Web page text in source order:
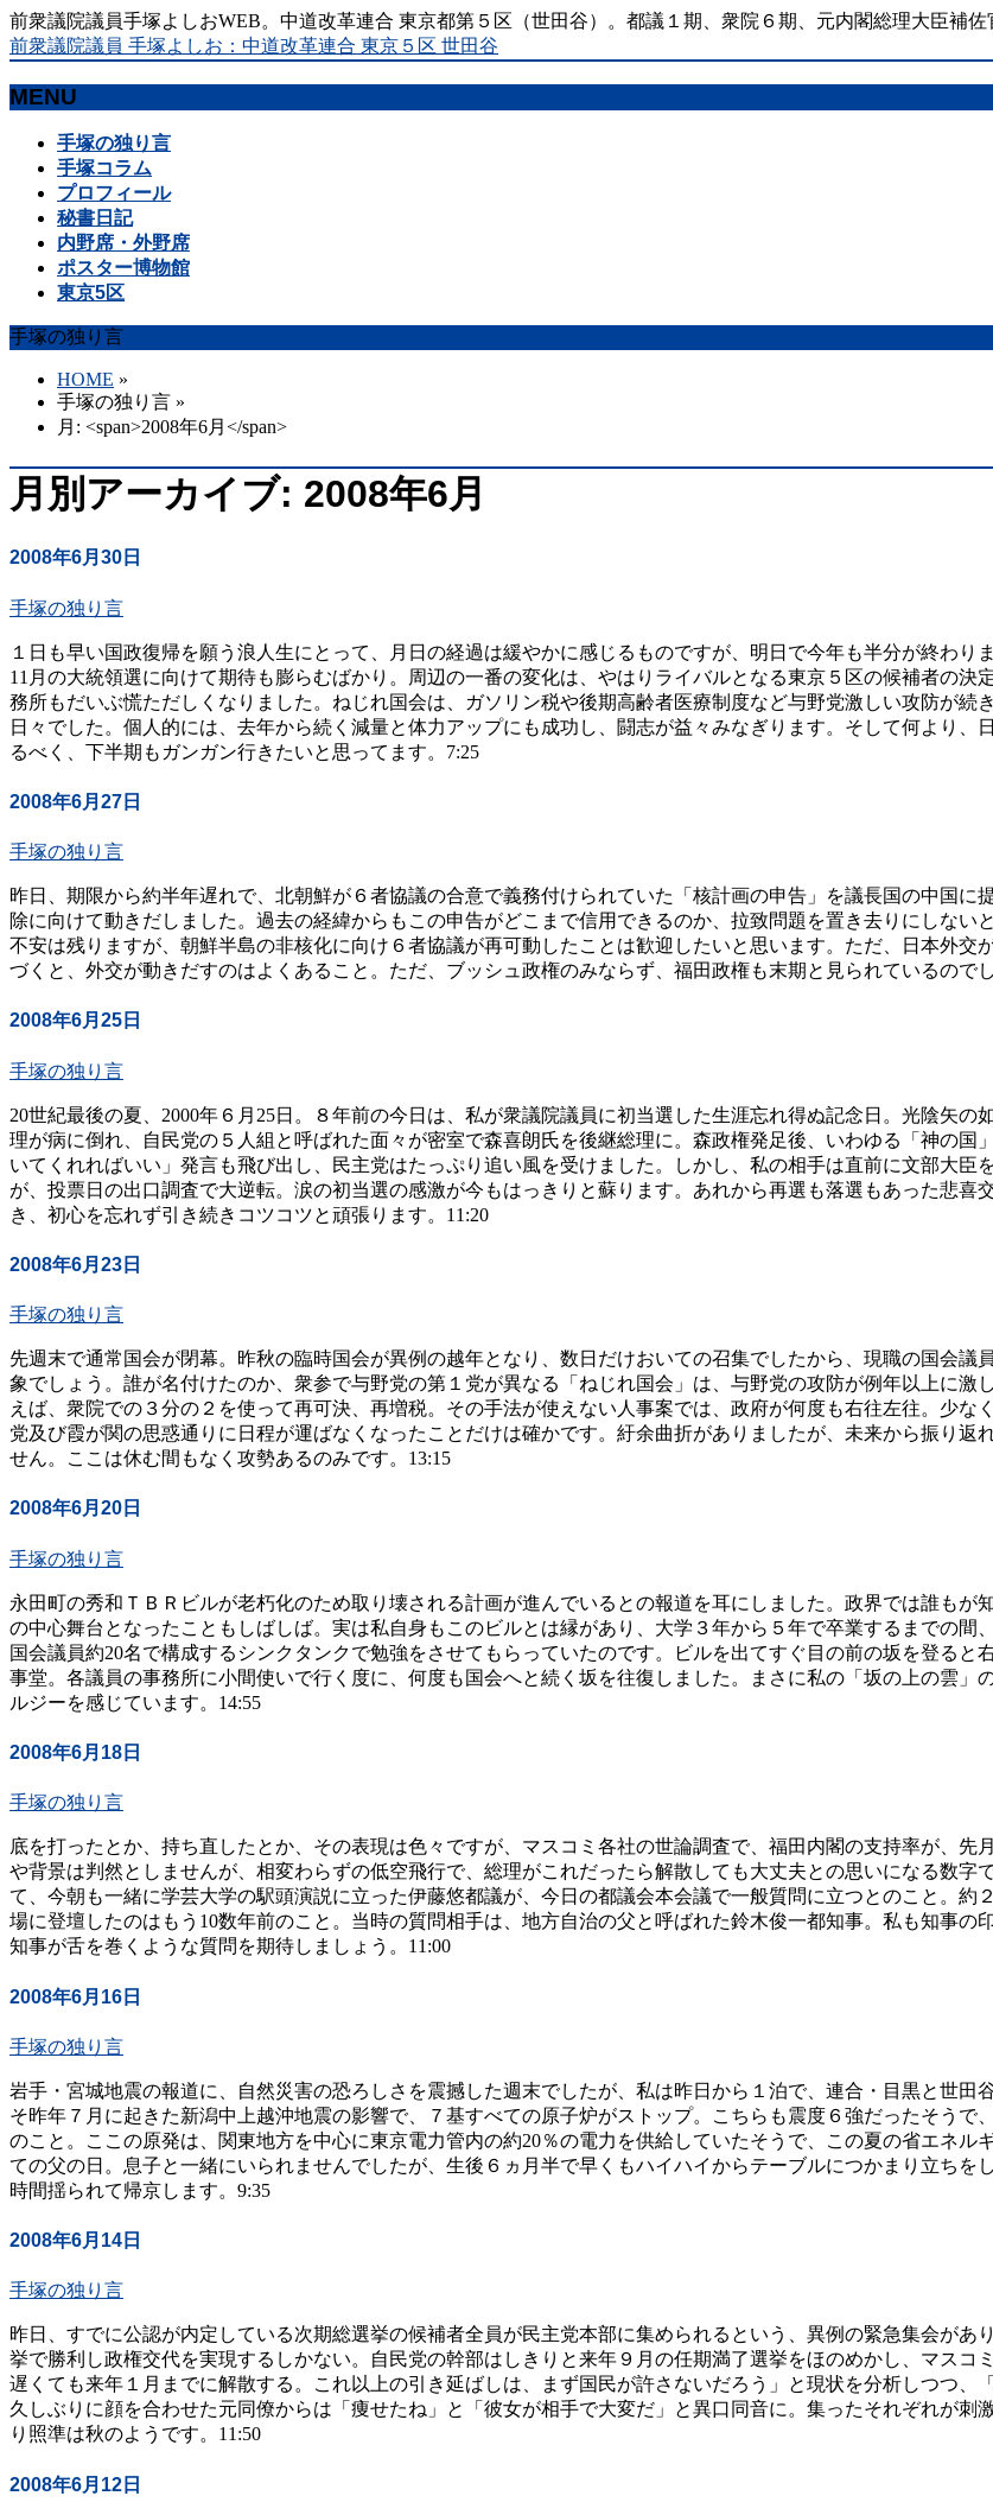
前衆議院議員手塚よしおWEB。中道改革連合 東京都第５区（世田谷）。都議１期、衆院６期、元内閣総理大臣補佐
前衆議院議員 手塚よしお：中道改革連合 東京５区 世田谷
MENU
手塚の独り言
手塚コラム
プロフィール
秘書日記
内野席・外野席
ポスター博物館
東京5区
手塚の独り言
HOME »
手塚の独り言 »
月: <span>2008年6月</span>
月別アーカイブ: 2008年6月
2008年6月30日
手塚の独り言
１日も早い国政復帰を願う浪人生にとって、月日の経過は緩やかに感じるものですが、明日で今年も半分が終わ
11月の大統領選に向けて期待も膨らむばかり。周辺の一番の変化は、やはりライバルとなる東京５区の候補者の
務所もだいぶ慌ただしくなりました。ねじれ国会は、ガソリン税や後期高齢者医療制度など与野党激しい攻防が
日々でした。個人的には、去年から続く減量と体力アップにも成功し、闘志が益々みなぎります。そして何より
るべく、下半期もガンガン行きたいと思ってます。7:25
2008年6月27日
手塚の独り言
昨日、期限から約半年遅れで、北朝鮮が６者協議の合意で義務付けられていた「核計画の申告」を議長国の中国
除に向けて動きだしました。過去の経緯からもこの申告がどこまで信用できるのか、拉致問題を置き去りにしな
不安は残りますが、朝鮮半島の非核化に向け６者協議が再可動したことは歓迎したいと思います。ただ、日本外
づくと、外交が動きだすのはよくあること。ただ、ブッシュ政権のみならず、福田政権も末期と見られているの
2008年6月25日
手塚の独り言
20世紀最後の夏、2000年６月25日。８年前の今日は、私が衆議院議員に初当選した生涯忘れ得ぬ記念日。光陰矢
理が病に倒れ、自民党の５人組と呼ばれた面々が密室で森喜朗氏を後継総理に。森政権発足後、いわゆる「神の
いてくれればいい」発言も飛び出し、民主党はたっぷり追い風を受けました。しかし、私の相手は直前に文部大
が、投票日の出口調査で大逆転。涙の初当選の感激が今もはっきりと蘇ります。あれから再選も落選もあった悲
き、初心を忘れず引き続きコツコツと頑張ります。11:20
2008年6月23日
手塚の独り言
先週末で通常国会が閉幕。昨秋の臨時国会が異例の越年となり、数日だけおいての召集でしたから、現職の国会
象でしょう。誰が名付けたのか、衆参で与野党の第１党が異なる「ねじれ国会」は、与野党の攻防が例年以上に
えば、衆院での３分の２を使って再可決、再増税。その手法が使えない人事案では、政府が何度も右往左往。少
党及び霞が関の思惑通りに日程が運ばなくなったことだけは確かです。紆余曲折がありましたが、未来から振り
せん。ここは休む間もなく攻勢あるのみです。13:15
2008年6月20日
手塚の独り言
永田町の秀和ＴＢＲビルが老朽化のため取り壊される計画が進んでいるとの報道を耳にしました。政界では誰も
の中心舞台となったこともしばしば。実は私自身もこのビルとは縁があり、大学３年から５年で卒業するまでの間
国会議員約20名で構成するシンクタンクで勉強をさせてもらっていたのです。ビルを出てすぐ目の前の坂を登る
事堂。各議員の事務所に小間使いで行く度に、何度も国会へと続く坂を往復しました。まさに私の「坂の上の雲
ルジーを感じています。14:55
2008年6月18日
手塚の独り言
底を打ったとか、持ち直したとか、その表現は色々ですが、マスコミ各社の世論調査で、福田内閣の支持率が、
や背景は判然としませんが、相変わらずの低空飛行で、総理がこれだったら解散しても大丈夫との思いになる数字
て、今朝も一緒に学芸大学の駅頭演説に立った伊藤悠都議が、今日の都議会本会議で一般質問に立つとのこと。
場に登壇したのはもう10数年前のこと。当時の質問相手は、地方自治の父と呼ばれた鈴木俊一都知事。私も知事
知事が舌を巻くような質問を期待しましょう。11:00
2008年6月16日
手塚の独り言
岩手・宮城地震の報道に、自然災害の恐ろしさを震撼した週末でしたが、私は昨日から１泊で、連合・目黒と世田
そ昨年７月に起きた新潟中上越沖地震の影響で、７基すべての原子炉がストップ。こちらも震度６強だったそう
のこと。ここの原発は、関東地方を中心に東京電力管内の約20％の電力を供給していたそうで、この夏の省エネ
ての父の日。息子と一緒にいられませんでしたが、生後６ヵ月半で早くもハイハイからテーブルにつかまり立ち
時間揺られて帰京します。9:35
2008年6月14日
手塚の独り言
昨日、すでに公認が内定している次期総選挙の候補者全員が民主党本部に集められるという、異例の緊急集会が
挙で勝利し政権交代を実現するしかない。自民党の幹部はしきりと来年９月の任期満了選挙をほのめかし、マスコ
遅くても来年１月までに解散する。これ以上の引き延ばしは、まず国民が許さないだろう」と現状を分析しつつ、
久しぶりに顔を合わせた元同僚からは「痩せたね」と「彼女が相手で大変だ」と異口同音に。集ったそれぞれが
り照準は秋のようです。11:50
2008年6月12日